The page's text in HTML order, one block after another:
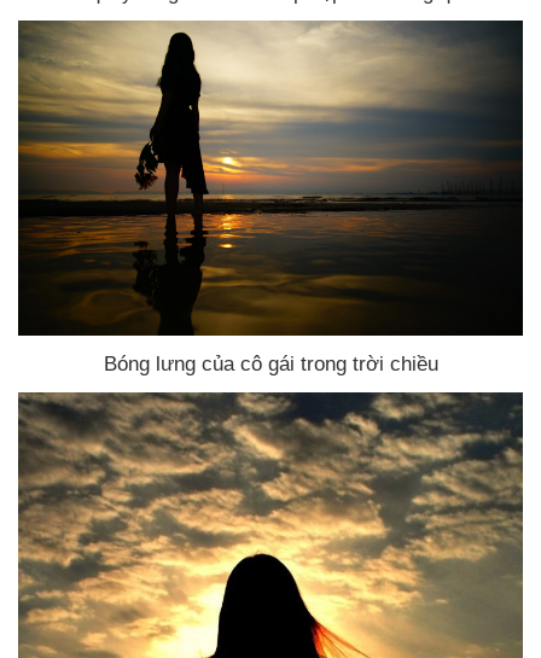
Bóng lưng của cô gái trong trời chiều